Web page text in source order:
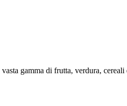
gamma di frutta, verdura,